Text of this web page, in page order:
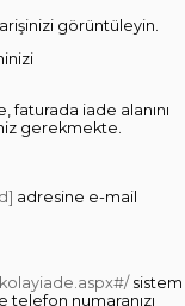
görüntüleyin.
faturada iade alanını
gerekmekte.
adresine e-mail
sistem
telefon numaranızı